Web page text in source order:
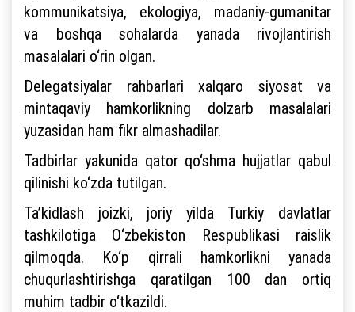
kommunikatsiya, ekologiya, madaniy-gumanitar
va boshqa sohalarda yanada rivojlantirish
masalalari o‘rin olgan.
Delegatsiyalar rahbarlari xalqaro siyosat va
mintaqaviy hamkorlikning dolzarb masalalari
yuzasidan ham fikr almashadilar.
Tadbirlar yakunida qator qo‘shma hujjatlar qabul
qilinishi ko‘zda tutilgan.
Ta’kidlash joizki, joriy yilda Turkiy davlatlar
tashkilotiga O‘zbekiston Respublikasi raislik
qilmoqda. Ko‘p qirrali hamkorlikni yanada
chuqurlashtirishga qaratilgan 100 dan ortiq
muhim tadbir o‘tkazildi.